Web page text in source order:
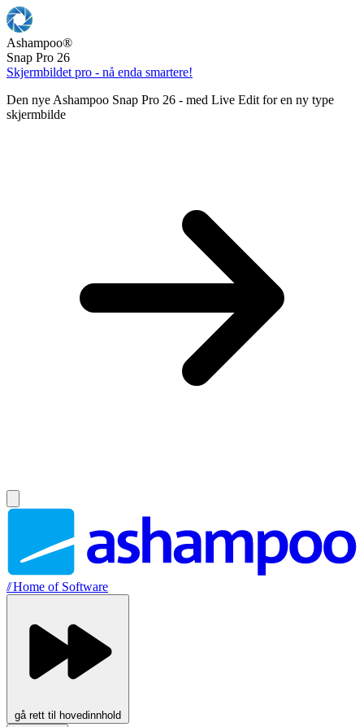
Ashampoo®
Snap Pro 26
Skjermbildet pro - nå enda smartere!
Den nye Ashampoo Snap Pro 26 - med Live Edit for en ny type
skjermbilde
//Home of Software
gå rett til hovedinnhold